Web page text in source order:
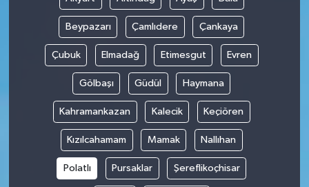
Beypazarı Çamlıdere Çankaya
Çubuk Elmadağ Etimesgut Evren
Gölbaşı Güdül Haymana
Kahramankazan Kalecik Keçiören
Kızılcahamam Mamak Nallıhan
Polatlı Pursaklar Şereflikoçhisar